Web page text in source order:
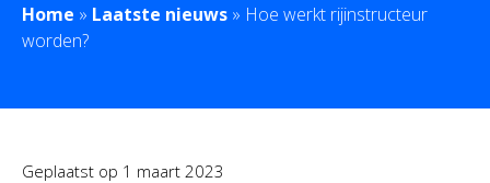
Home » Laatste nieuws » Hoe werkt rijinstructeur
worden?
Geplaatst op 1 maart 2023